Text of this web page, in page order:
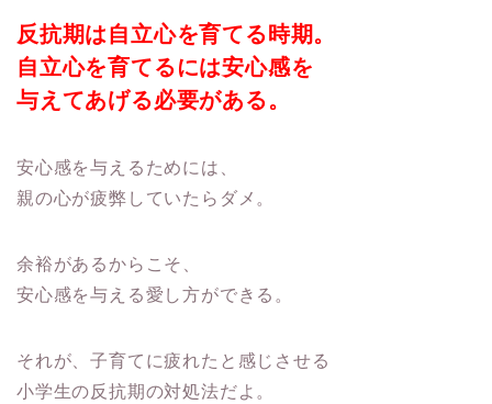
反抗期は自立心を育てる時期。
自立心を育てるには安心感を
与えてあげる必要がある。
安心感を与えるためには、
親の心が疲弊していたらダメ。
余裕があるからこそ、
安心感を与える愛し方ができる。
それが、子育てに疲れたと感じさせる
小学生の反抗期の対処法だよ。